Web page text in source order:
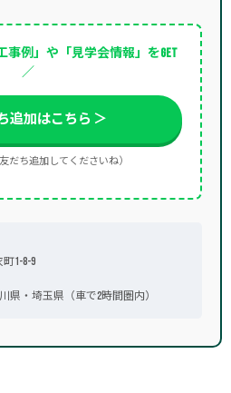
事例」や「見学会情報」をGET
／
追加はこちら ＞
だち追加してくださいね）
1-8-9
県・埼玉県（車で2時間圏内）